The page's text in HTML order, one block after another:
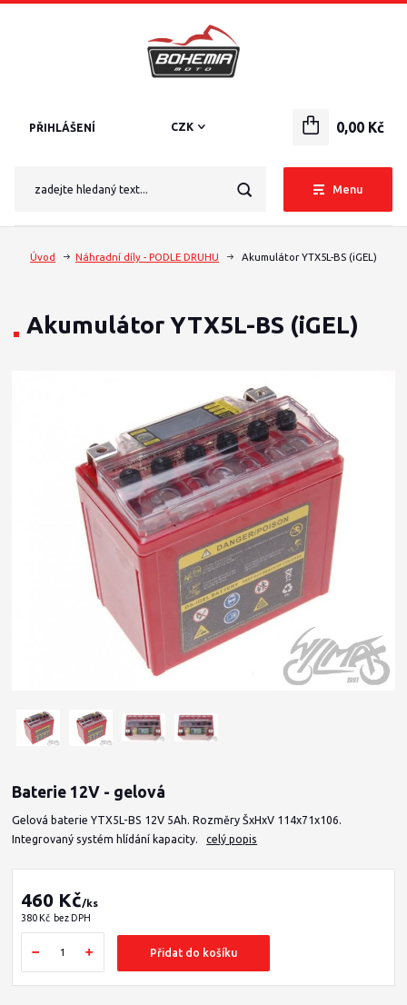
Menu
CZK
PŘIHLÁŠENÍ 0,00 Kč
Úvod Náhradní díly - PODLE DRUHU Akumulátor YTX5L-BS (iGEL)
Akumulátor YTX5L-BS (iGEL)
Baterie 12V - gelová
Gelová baterie YTX5L-BS 12V 5Ah. Rozměry ŠxHxV 114x71x106.
Integrovaný systém hlídání kapacity.celý popis
460 Kč/ks
380 Kč bez DPH
Přidat do košíku